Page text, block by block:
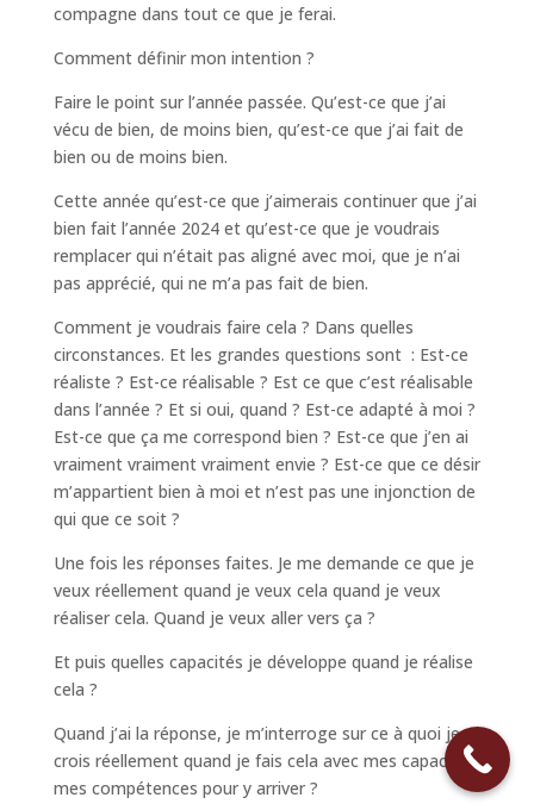
compagne dans tout ce que je ferai.
Comment définir mon intention ?
Faire le point sur l’année passée. Qu’est-ce que j’ai
vécu de bien, de moins bien, qu’est-ce que j’ai fait de
bien ou de moins bien.
Cette année qu’est-ce que j’aimerais continuer que j’ai
bien fait l’année 2024 et qu’est-ce que je voudrais
remplacer qui n’était pas aligné avec moi, que je n’ai
pas apprécié, qui ne m’a pas fait de bien.
Comment je voudrais faire cela ? Dans quelles
circonstances. Et les grandes questions sont : Est-ce
réaliste ? Est-ce réalisable ? Est ce que c’est réalisable
dans l’année ? Et si oui, quand ? Est-ce adapté à moi ?
Est-ce que ça me correspond bien ? Est-ce que j’en ai
vraiment vraiment vraiment envie ? Est-ce que ce désir
m’appartient bien à moi et n’est pas une injonction de
qui que ce soit ?
Une fois les réponses faites. Je me demande ce que je
veux réellement quand je veux cela quand je veux
réaliser cela. Quand je veux aller vers ça ?
Et puis quelles capacités je développe quand je réalise
cela ?
Quand j’ai la réponse, je m’interroge sur ce à quoi je
crois réellement quand je fais cela avec mes capacités,
mes compétences pour y arriver ?